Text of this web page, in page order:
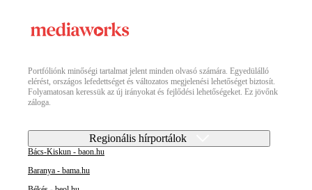
Portfóliónk minőségi tartalmat jelent minden olvasó számára. Egyedülálló
elérést, országos lefedettséget és változatos megjelenési lehetőséget biztosít.
Folyamatosan keressük az új irányokat és fejlődési lehetőségeket. Ez jövőnk
záloga.
Regionális hírportálok
Bács-Kiskun - baon.hu
Baranya - bama.hu